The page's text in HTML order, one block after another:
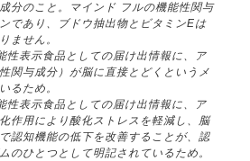
分のこと。マインド フルの機能性関与
であり、ブドウ抽出物とビタミンEは
ません。
性表示食品としての届け出情報に、ア
関与成分）が脳に直接とどくというメ
るため。
性表示食品としての届け出情報に、ア
作用により酸化ストレスを軽減し、脳
認知機能の低下を改善することが、認
のひとつとして明記されているため。